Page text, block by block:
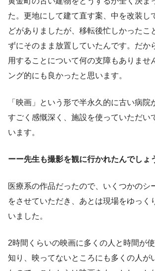
た。更地にして建て直す案、中を改装し
どがありましたが、移転後忙しかったこ
ずにそのまま放置していたんです。だか
用することについて何の支障もありませ
ング的にも良かったと思います。
「映画」という形で半永久的に古い病院
すごく感慨深く、施設を使っていただい
います。
ーー先生も撮影を観に行かれたんでしょ
医療系の作品だったので、いくつかのシ
をさせていただき、あとは現場をゆっく
いました。
2時間くらいの映画に多くの人と時間が
知り、映ってないところにも多くの人が